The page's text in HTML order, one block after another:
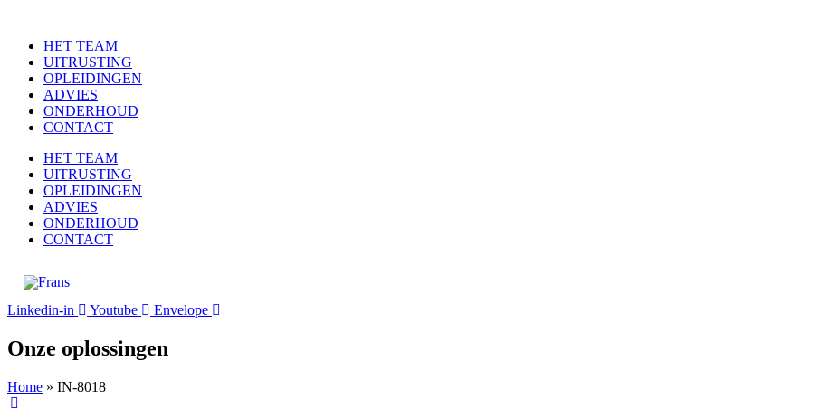
inhoud
HET TEAM
UITRUSTING
OPLEIDINGEN
ADVIES
ONDERHOUD
CONTACT
HET TEAM
UITRUSTING
OPLEIDINGEN
ADVIES
ONDERHOUD
CONTACT
Linkedin-in Youtube Envelope
Onze oplossingen
Home » IN-8018